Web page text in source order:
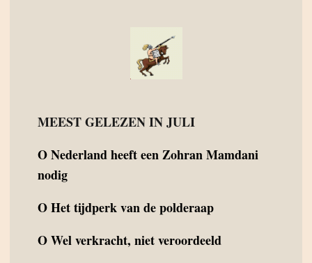
MEEST GELEZEN IN JULI
ONederland heeft een Zohran Mamdani
nodig
OHet tijdperk van de polderaap
OWel verkracht, niet veroordeeld